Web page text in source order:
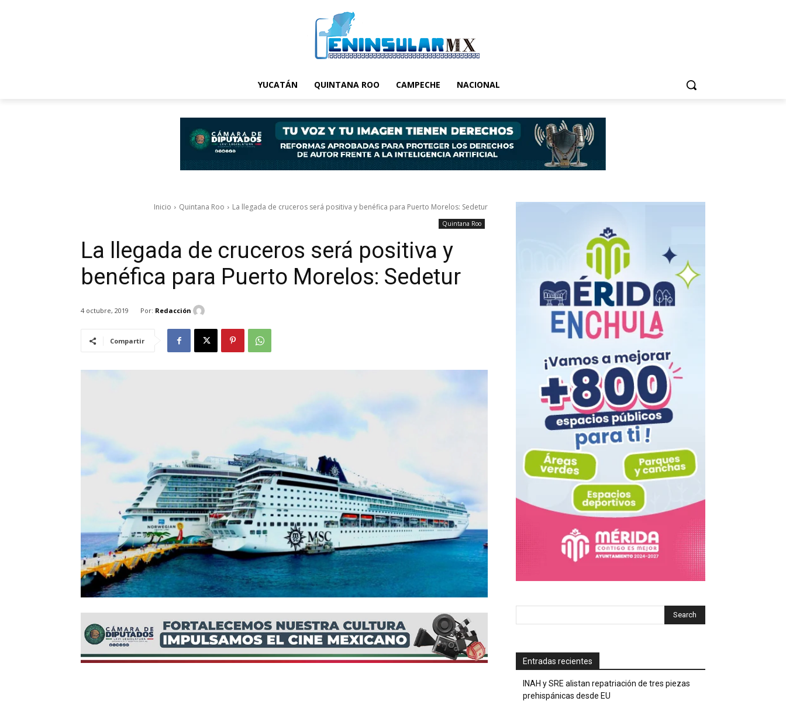
YUCATÁN QUINTANA ROO CAMPECHE NACIONAL
Inicio Quintana Roo La llegada de cruceros será positiva y benéfica para Puerto Morelos: Sedetur
Quintana Roo
La llegada de cruceros será positiva y
benéfica para Puerto Morelos: Sedetur
4 octubre, 2019 Por: Redacción
Compartir
Entradas recientes
INAH y SRE alistan repatriación de tres piezas
prehispánicas desde EU